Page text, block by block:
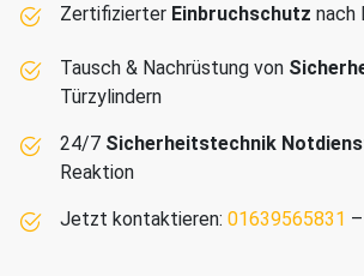
Zertifizierter Einbruchschutz nach
Tausch & Nachrüstung von
Türzylindern
24/7 Sicherheitstechnik
Reaktion
Jetzt kontaktieren: 01639565831